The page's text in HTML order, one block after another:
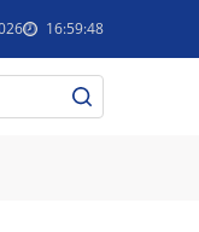
16:59:48